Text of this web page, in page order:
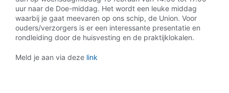
uur naar de Doe-middag. Het wordt een leuke middag
waarbij je gaat meevaren op ons schip, de Union. Voor
ouders/verzorgers is er een interessante presentatie en
rondleiding door de huisvesting en de praktijklokalen.
Meld je aan via deze link